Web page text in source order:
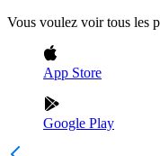
Vous voulez voir tous les
App Store
Google Play